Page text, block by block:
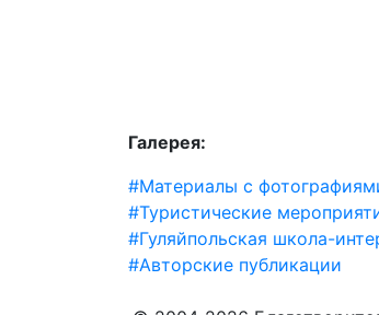
Галерея:
#Материалы с
#Туристические
#Гуляйпольская школа-
#Авторские публикации